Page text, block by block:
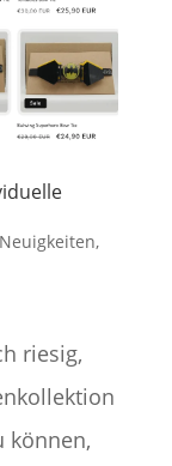
,
riesig,
können,